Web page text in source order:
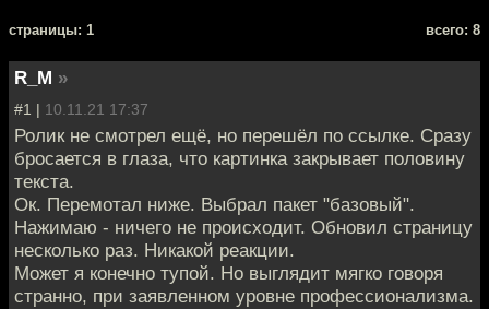
cтраницы: 1 всего: 8
R_M »
#1 | 10.11.21 17:37
Ролик не смотрел ещё, но перешёл по ссылке. Сразу
бросается в глаза, что картинка закрывает половину
текста.
Ок. Перемотал ниже. Выбрал пакет "базовый".
Нажимаю - ничего не происходит. Обновил страницу
несколько раз. Никакой реакции.
Может я конечно тупой. Но выглядит мягко говоря
странно, при заявленном уровне профессионализма.